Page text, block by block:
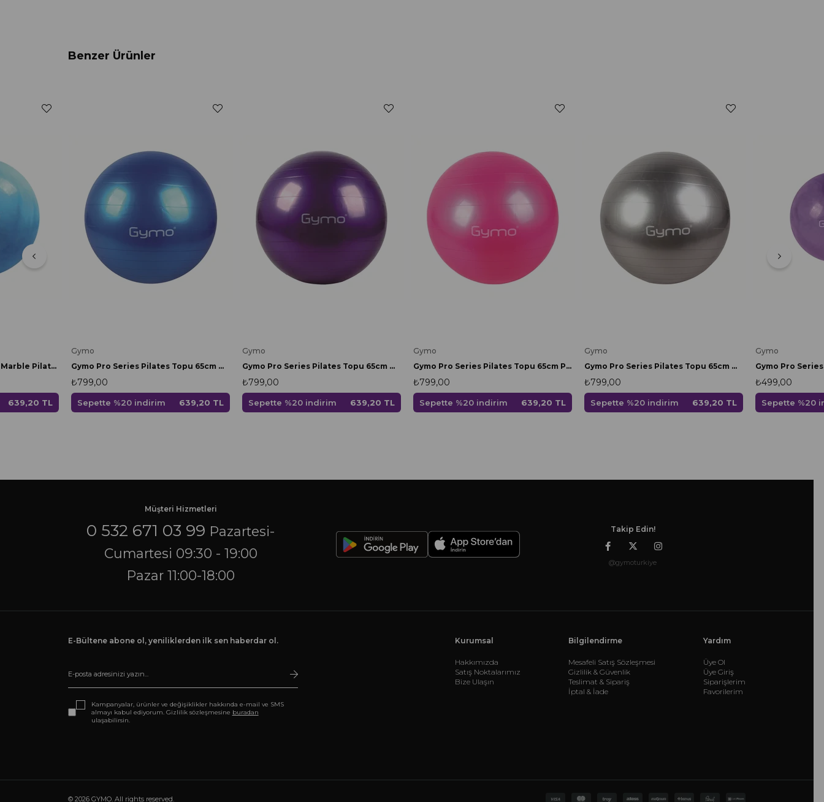
Benzer Ürünler
Gymo Pro Series Cloudy Marble Pilates Topu 55cm Mavi
639,20 TL
Gymo
Gymo Pro Series Pilates Topu 65cm Mavi
₺799,00
Sepette %20 indirim 639,20 TL
Gymo
Gymo Pro Series Pilates Topu 65cm Mor
₺799,00
Sepette %20 indirim 639,20 TL
Gymo
Gymo Pro Series Pilates Topu 65cm Pembe
₺799,00
Sepette %20 indirim 639,20 TL
Gymo
Gymo Pro Series Pilates Topu 65cm Gümüş
₺799,00
Sepette %20 indirim 639,20 TL
Gymo
₺499,00
Sepette %20
Müşteri Hizmetleri
0 532 671 03 99 Pazartesi-
Cumartesi 09:30 - 19:00
Pazar 11:00-18:00
Takip Edin!
@gymoturkiye
E-Bültene abone ol, yeniliklerden ilk sen haberdar ol.
Kampanyalar, ürünler ve değişiklikler hakkında e-mail ve SMS
almayı kabul ediyorum. Gizlilik sözleşmesine buradan
ulaşabilirsin.
Kurumsal
Hakkımızda
Satış Noktalarımız
Bize Ulaşın
Bilgilendirme
Mesafeli Satış Sözleşmesi
Gizlilik & Güvenlik
Teslimat & Sipariş
İptal & İade
Yardım
Üye Ol
Üye Giriş
Siparişlerim
Favorilerim
© 2026 GYMO. All rights reserved.